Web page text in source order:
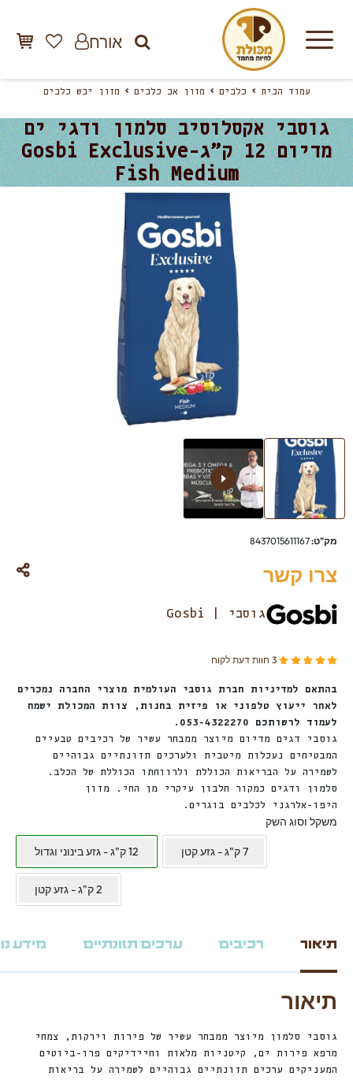
אורח
עמוד הבית כלבים מזון אב כלבים מזון יבש כלבים
גוסבי אקסלוסיב סלמון ודגי ים
מדיום 12 ק”ג-Gosbi Exclusive
Fish Medium
מק"ט:8437015611167
צרו קשר
גוסבי | Gosbi
מדורגים5.00מתוך 5 מבוסס על 3 חוות דעת לקוח
בהתאם למדיניות חברת גוסבי העולמית מוצרי החברה נמכרים
לאחר ייעוץ טלפוני או פיזית בחנות, צוות המכולת ישמח
לעמוד לרשותכם 053-4322270.
גוסבי דגים מדיום מיוצר ממבחר עשיר של רכיבים טבעיים
המבטיחים נעכלות מיטבית ולערכים תזונתיים גבוהיים
לשמירה על הבריאות הכוללת ולרווחתו הכוללת של הכלב.
סלמון ודגים כמקור חלבון עיקרי מן החי. מזון
היפו-אלרגני לכלבים בוגרים.
משקל וסוג השק
12 ק"ג - גזע בינוני וגדול 7 ק"ג - גזע קטן
2 ק"ג - גזע קטן
תיאור רכיבים ערכים תזונתיים מידע
תיאור
גוסבי סלמון מיוצר ממבחר עשיר של פירות וירקות, צמחי
מרפא פירות ים, קיטניות מלאות וחיידיקים פרו-ביוטים
המעניקים ערכים תזונתיים גבוהיים לשמירה על בריאות